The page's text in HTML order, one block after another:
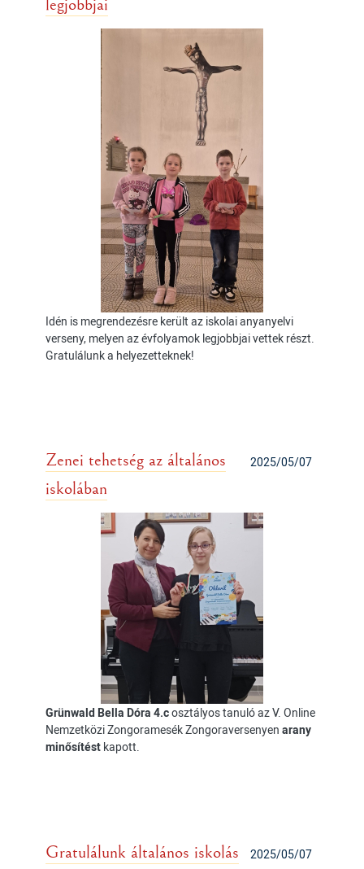
legjobbjai
Idén is megrendezésre került az iskolai anyanyelvi
verseny, melyen az évfolyamok legjobbjai vettek részt.
Gratulálunk a helyezetteknek!
2025/05/07
Zenei tehetség az általános
iskolában
Grünwald Bella Dóra 4.cosztályos tanuló az V. Online
Nemzetközi Zongoramesék Zongoraversenyen arany
minősítést kapott.
2025/05/07
Gratulálunk általános iskolás